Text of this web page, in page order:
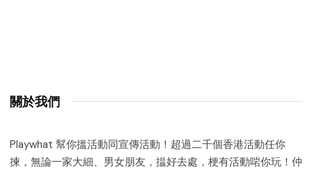
關於我們
Playwhat 幫你搵活動同宣傳活動！超過二千個香港活動任你
揀，無論一家大細、男女朋友，揾好去處，梗有活動啱你玩！仲